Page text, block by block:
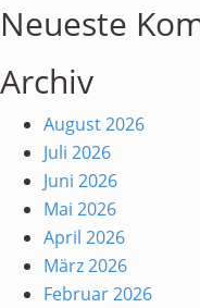
Neueste
Archiv
August 2026
Juli 2026
Juni 2026
Mai 2026
April 2026
März 2026
Februar 2026